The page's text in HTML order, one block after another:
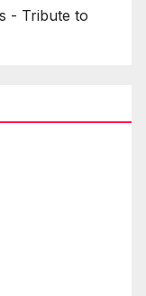
- Tribute to